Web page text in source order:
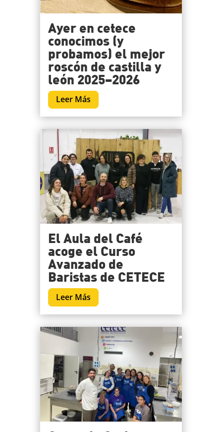
Ayer en cetece
conocimos (y
probamos) el mejor
roscón de castilla y
león 2025–2026
Leer Más
El Aula del Café
acoge el Curso
Avanzado de
Baristas de CETECE
Leer Más